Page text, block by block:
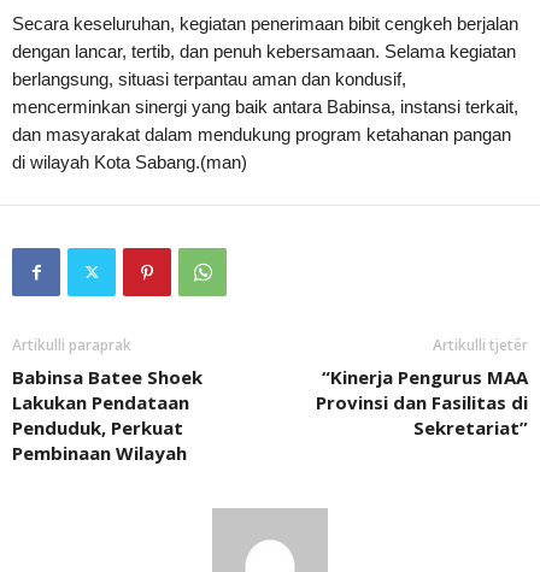
Secara keseluruhan, kegiatan penerimaan bibit cengkeh berjalan
dengan lancar, tertib, dan penuh kebersamaan. Selama kegiatan
berlangsung, situasi terpantau aman dan kondusif,
mencerminkan sinergi yang baik antara Babinsa, instansi terkait,
dan masyarakat dalam mendukung program ketahanan pangan
di wilayah Kota Sabang.(man)
Artikulli paraprak
Babinsa Batee Shoek
Lakukan Pendataan
Penduduk, Perkuat
Pembinaan Wilayah
Artikulli tjetër
“Kinerja Pengurus MAA
Provinsi dan Fasilitas di
Sekretariat”